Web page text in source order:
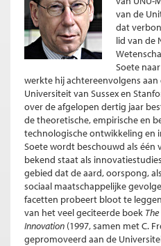
van de
dat
lid van de
Soete
werkte hij achtereenvolgens
Universiteit van Sussex en
over de afgelopen dertig jaar
de theoretische, empirische en
technologische ontwikkeling en
Soete wordt beschouwd als
bekend staat als
gebied dat de aard, oorspong,
sociaal maatschappelijke
facetten probeert bloot te
van het veel geciteerde boek
Innovation (1997, samen met C.
gepromoveerd aan de